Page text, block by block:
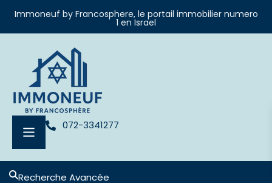
Immoneuf by Francosphere, le portail immobilier numero
1 en Israel
072-3341277
Recherche Avancée